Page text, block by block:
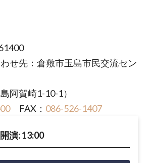
せ先：倉敷市玉島市民交流セン
阿賀崎1-10-1）
FAX： 086-526-1407
演: 13:00